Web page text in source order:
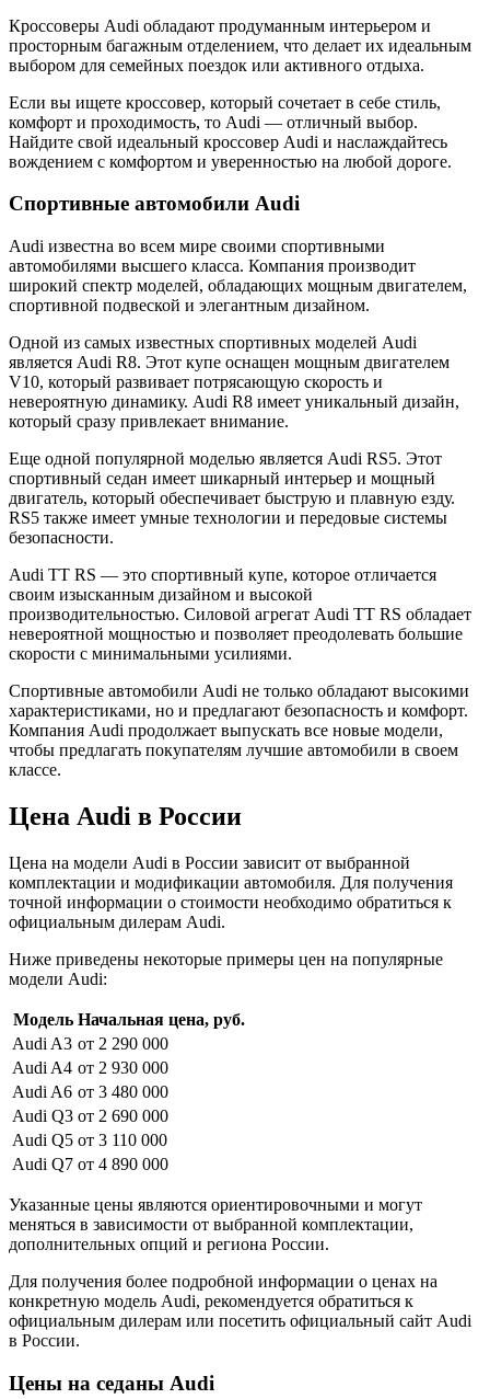
Кроссоверы Audi обладают продуманным интерьером и
просторным багажным отделением, что делает их идеальным
выбором для семейных поездок или активного отдыха.
Если вы ищете кроссовер, который сочетает в себе стиль,
комфорт и проходимость, то Audi — отличный выбор.
Найдите свой идеальный кроссовер Audi и наслаждайтесь
вождением с комфортом и уверенностью на любой дороге.
Спортивные автомобили Audi
Audi известна во всем мире своими спортивными
автомобилями высшего класса. Компания производит
широкий спектр моделей, обладающих мощным двигателем,
спортивной подвеской и элегантным дизайном.
Одной из самых известных спортивных моделей Audi
является Audi R8. Этот купе оснащен мощным двигателем
V10, который развивает потрясающую скорость и
невероятную динамику. Audi R8 имеет уникальный дизайн,
который сразу привлекает внимание.
Еще одной популярной моделью является Audi RS5. Этот
спортивный седан имеет шикарный интерьер и мощный
двигатель, который обеспечивает быструю и плавную езду.
RS5 также имеет умные технологии и передовые системы
безопасности.
Audi TT RS — это спортивный купе, которое отличается
своим изысканным дизайном и высокой
производительностью. Силовой агрегат Audi TT RS обладает
невероятной мощностью и позволяет преодолевать большие
скорости с минимальными усилиями.
Спортивные автомобили Audi не только обладают высокими
характеристиками, но и предлагают безопасность и комфорт.
Компания Audi продолжает выпускать все новые модели,
чтобы предлагать покупателям лучшие автомобили в своем
классе.
Цена Audi в России
Цена на модели Audi в России зависит от выбранной
комплектации и модификации автомобиля. Для получения
точной информации о стоимости необходимо обратиться к
официальным дилерам Audi.
Ниже приведены некоторые примеры цен на популярные
модели Audi:
Модель Начальная цена, руб.
Audi A3 от 2 290 000
Audi A4 от 2 930 000
Audi A6 от 3 480 000
Audi Q3 от 2 690 000
Audi Q5 от 3 110 000
Audi Q7 от 4 890 000
Указанные цены являются ориентировочными и могут
меняться в зависимости от выбранной комплектации,
дополнительных опций и региона России.
Для получения более подробной информации о ценах на
конкретную модель Audi, рекомендуется обратиться к
официальным дилерам или посетить официальный сайт Audi
в России.
Цены на седаны Audi